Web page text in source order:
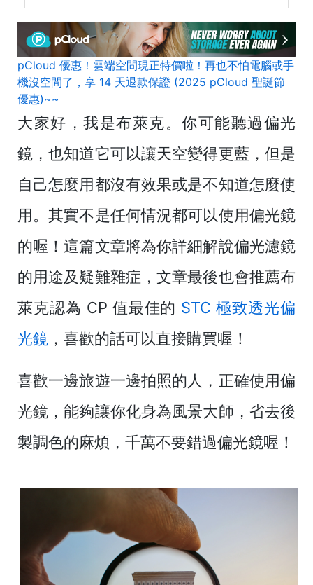
pCloud 優惠！雲端空間現正特價啦！再也不怕電腦或手
機沒空間了，享 14 天退款保證 (2025 pCloud 聖誕節
優惠)~~
大家好，我是布萊克。你可能聽過偏光
鏡，也知道它可以讓天空變得更藍，但是
自己怎麼用都沒有效果或是不知道怎麼使
用。其實不是任何情況都可以使用偏光鏡
的喔！這篇文章將為你詳細解說偏光濾鏡
的用途及疑難雜症，文章最後也會推薦布
萊克認為 CP 值最佳的 STC 極致透光偏
光鏡 ，喜歡的話可以直接購買喔！
喜歡一邊旅遊一邊拍照的人，正確使用偏
光鏡，能夠讓你化身為風景大師，省去後
製調色的麻煩，千萬不要錯過偏光鏡喔！